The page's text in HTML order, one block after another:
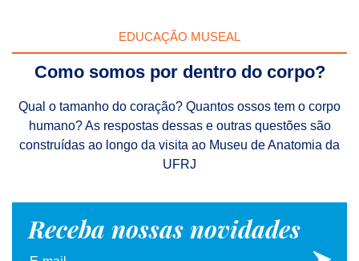
EDUCAÇÃO MUSEAL
Como somos por dentro do corpo?
Qual o tamanho do coração? Quantos ossos tem o corpo
humano? As respostas dessas e outras questões são
construídas ao longo da visita ao Museu de Anatomia da
UFRJ
Receba nossas novidades